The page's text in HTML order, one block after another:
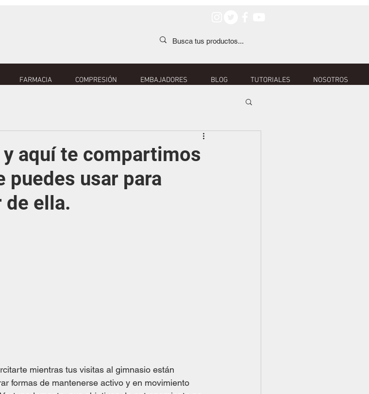
FARMACIA COMPRESIÓN EMBAJADORES BLOG TUTORIALES NOSOTROS
y aquí te compartimos
puedes usar para
ella.
mientras tus visitas al gimnasio están
formas de mantenerse activo y en movimiento